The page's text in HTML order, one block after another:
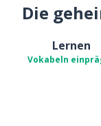
Die
Lernen
Vokabeln